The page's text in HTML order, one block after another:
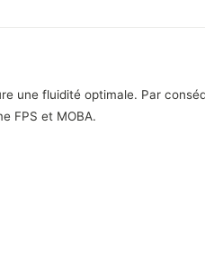
une fluidité optimale. Par
FPS et MOBA.